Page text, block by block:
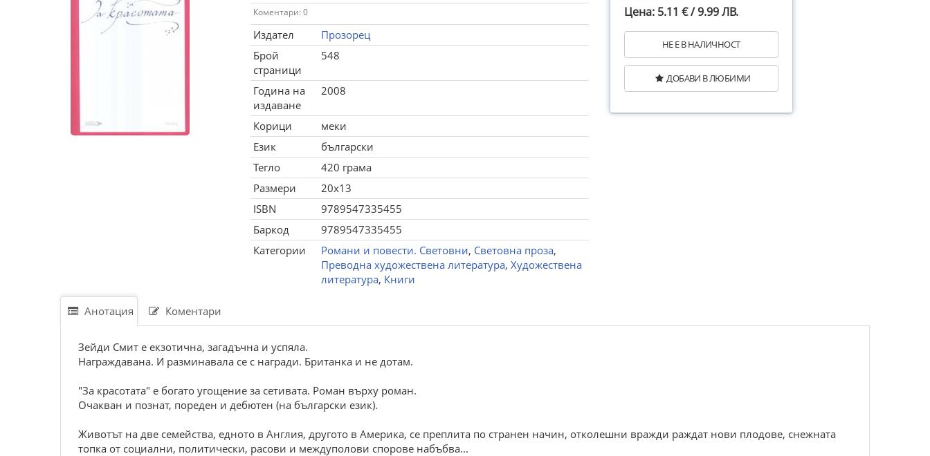
Коментари: 0
Издател
Прозорец
Брой
страници
548
Година на
издаване
2008
Корици
меки
Език
български
Тегло
420 грама
Размери
20x13
ISBN
9789547335455
Баркод
9789547335455
Категории
Романи и повести. Световни, Световна проза,
Преводна художествена литература, Художествена
литература, Книги
Цена: 5.11 € / 9.99 ЛВ.
НЕ Е В НАЛИЧНОСТ
ДОБАВИ В ЛЮБИМИ
Анотация Коментари
Зейди Смит е екзотична, загадъчна и успяла.
Награждавана. И разминавала се с награди. Британка и не дотам.
"За красотата" е богато угощение за сетивата. Роман върху роман.
Очакван и познат, пореден и дебютен (на български език).
Животът на две семейства, едното в Англия, другото в Америка, се преплита по странен начин, отколешни вражди раждат нови плодове, снежната
топка от социални, политически, расови и междуполови спорове набъбва...